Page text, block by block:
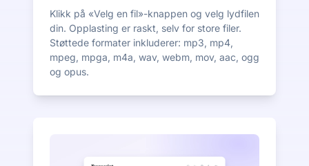
Klikk på «Velg en fil»-knappen og velg lydfilen
din. Opplasting er raskt, selv for store filer.
Støttede formater inkluderer: mp3, mp4,
mpeg, mpga, m4a, wav, webm, mov, aac, ogg
og opus.